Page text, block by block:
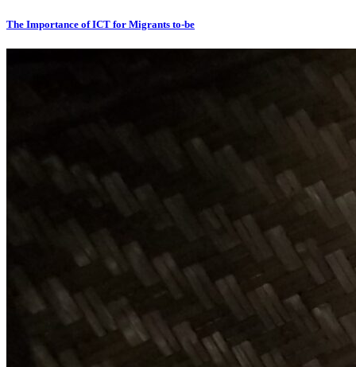
The Importance of ICT for Migrants to-be